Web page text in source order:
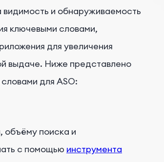
и обнаруживаемость
ключевыми словами,
для увеличения
выдаче. Ниже представлено
для ASO:
объёму поиска и
с помощью инструмента